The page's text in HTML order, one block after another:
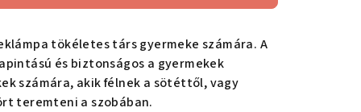
tökéletes társ gyermeke számára. A
és biztonságos a gyermekek
számára, akik félnek a sötéttől, vagy
teremteni a szobában.